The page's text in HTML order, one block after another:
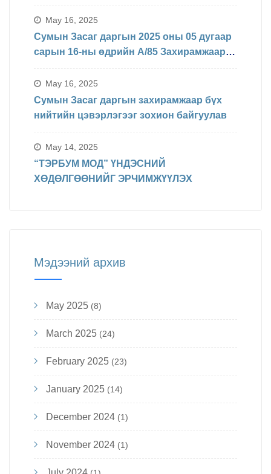
May 16, 2025
Сумын Засаг даргын 2025 оны 05 дугаар
сарын 16-ны өдрийн А/85 Захирамжаар
явагдахаар болсон.
May 16, 2025
Сумын Засаг даргын захирамжаар бүх
нийтийн цэвэрлэгээг зохион байгуулав
May 14, 2025
“ТЭРБУМ МОД” ҮНДЭСНИЙ
ХӨДӨЛГӨӨНИЙГ ЭРЧИМЖҮҮЛЭХ
Мэдээний архив
May 2025 (8)
March 2025 (24)
February 2025 (23)
January 2025 (14)
December 2024 (1)
November 2024 (1)